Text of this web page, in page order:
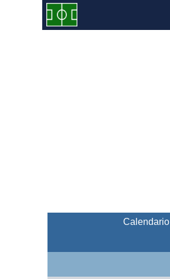
Calendario